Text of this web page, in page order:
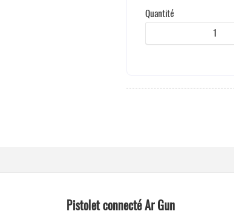
Quantité
Pistolet connecté Ar Gun